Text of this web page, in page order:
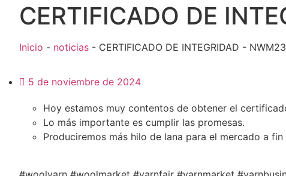
CERTIFICADO DE
Inicio - noticias - CERTIFICADO DE INTEGRIDAD -
5 de noviembre de 2024
Hoy estamos muy contentos de obtener el
Lo más importante es cumplir las promesas.
Produciremos más hilo de lana para el mercado a